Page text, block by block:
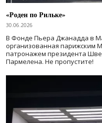
«Роден по Рильке»
30.06.2026
В Фонде Пьера Джанадда в
организованная парижским
патронажем президента
Пармелена. Не пропустите!